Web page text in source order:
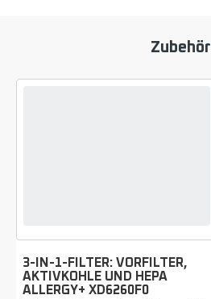
Zubehör
3-IN-1-FILTER: VORFILTER,
AKTIVKOHLE UND HEPA
ALLERGY+ XD6260F0